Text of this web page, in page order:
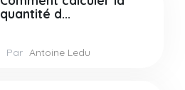
quantité d...
Par Antoine Ledu